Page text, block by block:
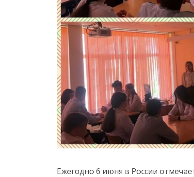
Ежегодно 6 июня в России